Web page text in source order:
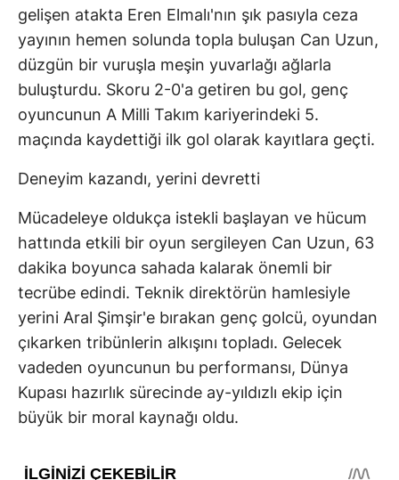
gelişen atakta Eren Elmalı'nın şık pasıyla ceza
yayının hemen solunda topla buluşan Can Uzun,
düzgün bir vuruşla meşin yuvarlağı ağlarla
buluşturdu. Skoru 2-0'a getiren bu gol, genç
oyuncunun A Milli Takım kariyerindeki 5.
maçında kaydettiği ilk gol olarak kayıtlara geçti.
Deneyim kazandı, yerini devretti
Mücadeleye oldukça istekli başlayan ve hücum
hattında etkili bir oyun sergileyen Can Uzun, 63
dakika boyunca sahada kalarak önemli bir
tecrübe edindi. Teknik direktörün hamlesiyle
yerini Aral Şimşir'e bırakan genç golcü, oyundan
çıkarken tribünlerin alkışını topladı. Gelecek
vadeden oyuncunun bu performansı, Dünya
Kupası hazırlık sürecinde ay-yıldızlı ekip için
büyük bir moral kaynağı oldu.